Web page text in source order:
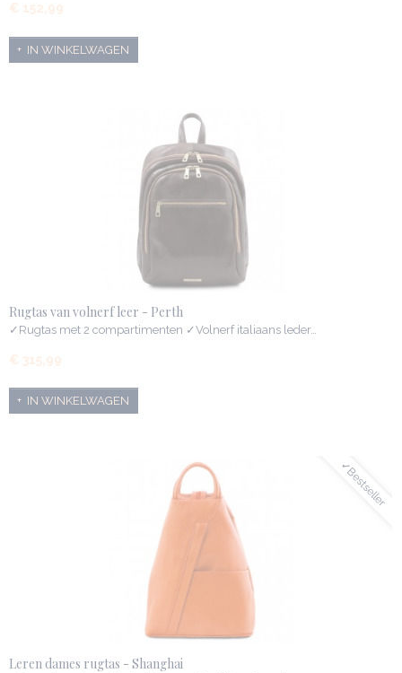
€ 152,99
IN WINKELWAGEN
Rugtas van volnerf leer - Perth
✓Rugtas met 2 compartimenten ✓Volnerf italiaans leder…
€ 315,99
IN WINKELWAGEN
✓Bestseller
Leren dames rugtas - Shanghai